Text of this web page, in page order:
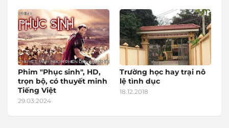
Phim "Phục sinh", HD,
trọn bộ, có thuyết minh
Tiếng Việt
29.03.2024
Trường học hay trại nô
lệ tình dục
18.12.2018